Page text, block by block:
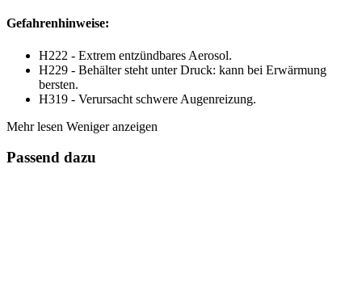
Gefahrenhinweise:
H222 - Extrem entzündbares Aerosol.
H229 - Behälter steht unter Druck: kann bei Erwärmung
bersten.
H319 - Verursacht schwere Augenreizung.
Mehr lesen Weniger anzeigen
Passend dazu